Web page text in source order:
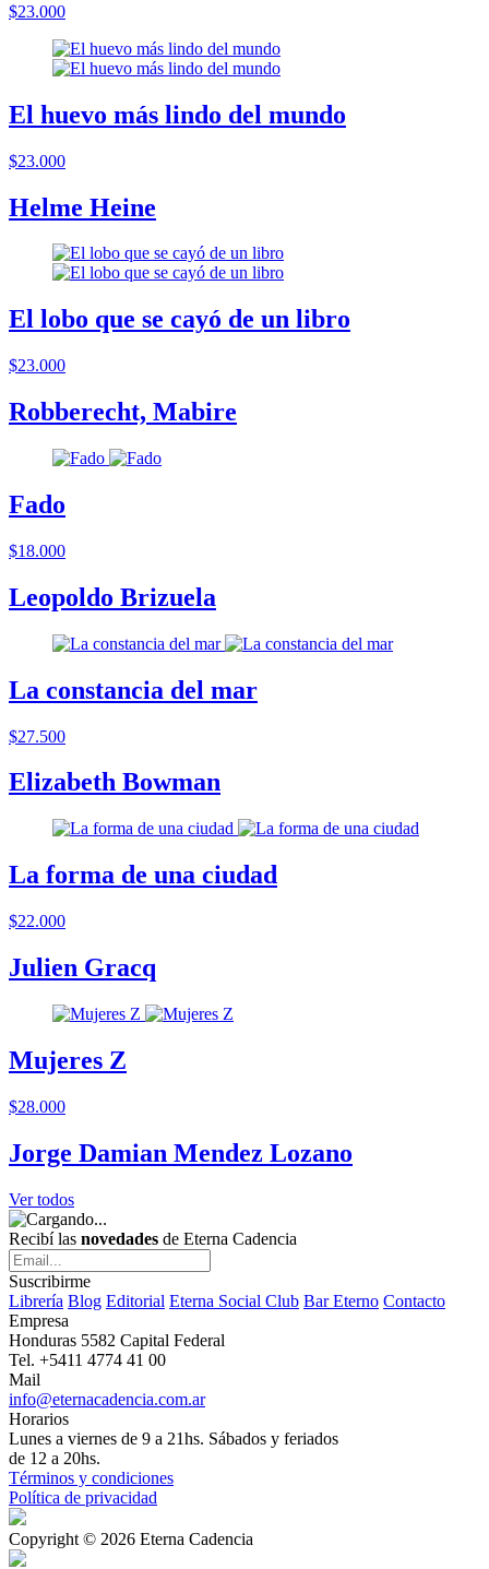
$23.000
El huevo más lindo del mundo
$23.000
Helme Heine
El lobo que se cayó de un libro
$23.000
Robberecht, Mabire
Fado
$18.000
Leopoldo Brizuela
La constancia del mar
$27.500
Elizabeth Bowman
La forma de una ciudad
$22.000
Julien Gracq
Mujeres Z
$28.000
Jorge Damian Mendez Lozano
Ver todos
Recibí las novedades de Eterna Cadencia
Suscribirme
Librería Blog Editorial Eterna Social Club Bar Eterno Contacto
Empresa
Honduras 5582 Capital Federal
Tel. +5411 4774 41 00
Mail
info@eternacadencia.com.ar
Horarios
Lunes a viernes de 9 a 21hs. Sábados y feriados
de 12 a 20hs.
Términos y condiciones
Política de privacidad
Copyright © 2026 Eterna Cadencia